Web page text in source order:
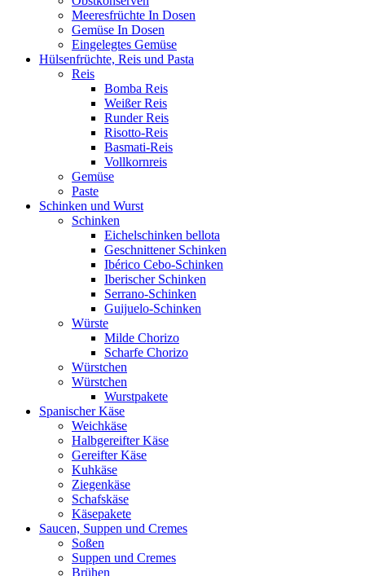
Meeresfrüchte In Dosen
Gemüse In Dosen
Eingelegtes Gemüse
Hülsenfrüchte, Reis und Pasta
Reis
Bomba Reis
Weißer Reis
Runder Reis
Risotto-Reis
Basmati-Reis
Vollkornreis
Gemüse
Paste
Schinken und Wurst
Schinken
Eichelschinken bellota
Geschnittener Schinken
Ibérico Cebo-Schinken
Iberischer Schinken
Serrano-Schinken
Guijuelo-Schinken
Würste
Milde Chorizo
Scharfe Chorizo
Würstchen
Würstchen
Wurstpakete
Spanischer Käse
Weichkäse
Halbgereifter Käse
Gereifter Käse
Kuhkäse
Ziegenkäse
Schafskäse
Käsepakete
Saucen, Suppen und Cremes
Soßen
Suppen und Cremes
Brühen